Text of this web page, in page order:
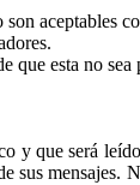
aceptables
esta no
y que será
mensajes.